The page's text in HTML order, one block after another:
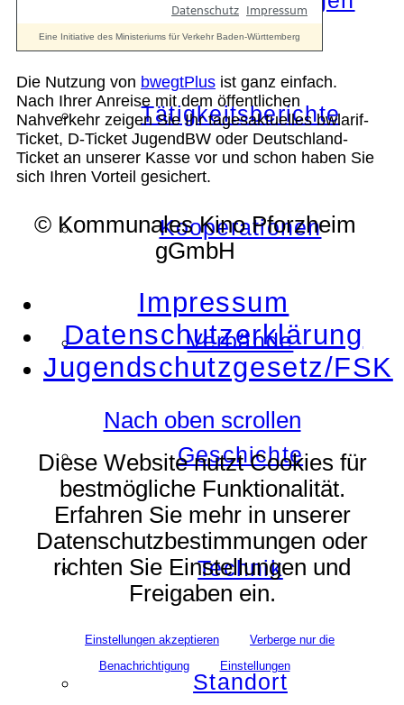
Tätigkeitsberichte
Kooperationen
Verbände
Geschichte
Technik
Standort
Die Nutzung von bwegtPlus ist ganz einfach.
Nach Ihrer Anreise mit dem öffentlichen
Nahverkehr zeigen Sie Ihr tagesaktuelles bwlarif-
Ticket, D-Ticket JugendBW oder Deutschland-
Ticket an unserer Kasse vor und schon haben Sie
sich Ihren Vorteil gesichert.
© Kommunales Kino Pforzheim
gGmbH
Impressum
Datenschutzerklärung
Jugendschutzgesetz/FSK
Nach oben scrollen
Diese Website nutzt Cookies für
bestmögliche Funktionalität.
Erfahren Sie mehr in unserer
Datenschutzbestimmungen oder
richten Sie Einstellungen und
Freigaben ein.
Einstellungen akzeptieren
Verberge nur die
Benachrichtigung
Einstellungen